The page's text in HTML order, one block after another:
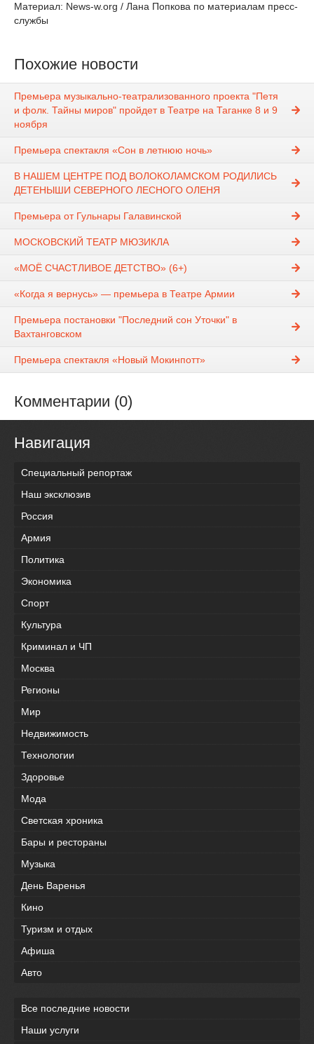
Материал: News-w.org / Лана Попкова по материалам пресс-
службы
Похожие новости
Премьера музыкально-театрализованного проекта "Петя
и фолк. Тайны миров" пройдет в Театре на Таганке 8 и 9
ноября
Премьера спектакля «Сон в летнюю ночь»
В НАШЕМ ЦЕНТРЕ ПОД ВОЛОКОЛАМСКОМ РОДИЛИСЬ
ДЕТЕНЫШИ СЕВЕРНОГО ЛЕСНОГО ОЛЕНЯ
Премьера от Гульнары Галавинской
МОСКОВСКИЙ ТЕАТР МЮЗИКЛА
«МОЁ СЧАСТЛИВОЕ ДЕТСТВО» (6+)
«Когда я вернусь» — премьера в Театре Армии
Премьера постановки "Последний сон Уточки" в
Вахтанговском
Премьера спектакля «Новый Мокинпотт»
Комментарии (0)
Навигация
Специальный репортаж
Наш эксклюзив
Россия
Армия
Политика
Экономика
Спорт
Культура
Криминал и ЧП
Москва
Регионы
Мир
Недвижимость
Технологии
Здоровье
Мода
Светская хроника
Бары и рестораны
Музыка
День Варенья
Кино
Туризм и отдых
Афиша
Авто
Все последние новости
Наши услуги